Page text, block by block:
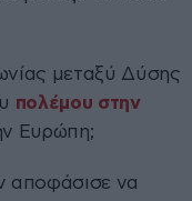
μεταξύ Δύσης
πολέμου στην
Ευρώπη;
αποφάσισε να